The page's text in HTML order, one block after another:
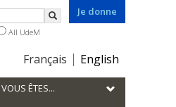
Je donne
Choix
la
langue
Français English
Search
All UdeM
VOUS ÊTES...